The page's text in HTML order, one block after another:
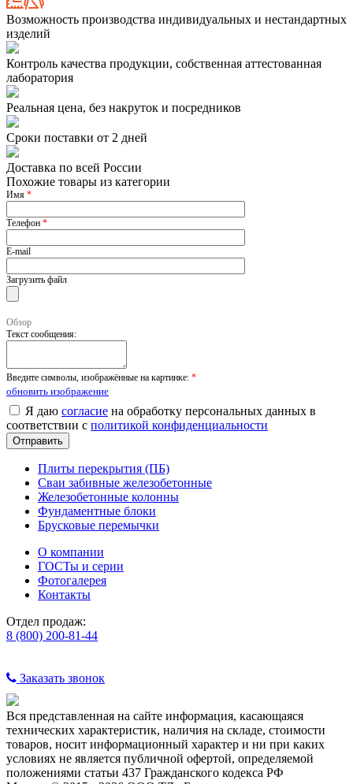
Возможность производства индивидуальных и нестандартных
изделий
Контроль качества продукции, собственная аттестованная
лаборатория
Реальная цена, без накруток и посредников
Сроки поставки от 2 дней
Доставка по всей России
Похожие товары из категории
Имя *
Телефон *
E-mail
Загрузить файл
Обзор
Текст сообщения:
Введите символы, изображённые на картинке: *
обновить изображение
Я даю согласие на обработку персональных данных в
соответствии с политикой конфиденциальности
Плиты перекрытия (ПБ)
Сваи забивные железобетонные
Железобетонные колонны
Фундаментные блоки
Брусковые перемычки
О компании
ГОСТы и серии
Фотогалерея
Контакты
Отдел продаж:
8 (800) 200-81-44
Заказать звонок
Вся представленная на сайте информация, касающаяся
технических характеристик, наличия на складе, стоимости
товаров, носит информационный характер и ни при каких
условиях не является публичной офертой, определяемой
положениями статьи 437 Гражданского кодекса РФ